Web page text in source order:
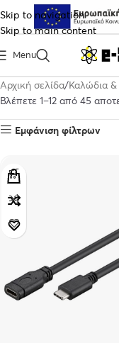
Skip to navigation
Skip to main content
Menu
Αρχική σελίδα Καλώδια &
Βλέπετε 1–12 από 45
Εμφάνιση φίλτρων